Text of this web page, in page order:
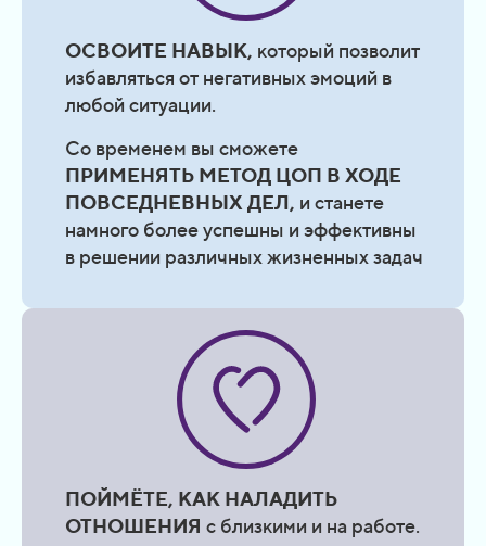
ОСВОИТЕ НАВЫК, который позволит
избавляться от негативных эмоций в
любой ситуации.
Со временем вы сможете
ПРИМЕНЯТЬ МЕТОД ЦОП В ХОДЕ
ПОВСЕДНЕВНЫХ ДЕЛ, и станете
намного более успешны и эффективны
в решении различных жизненных задач
ПОЙМЁТЕ, КАК НАЛАДИТЬ
ОТНОШЕНИЯ с близкими и на работе.